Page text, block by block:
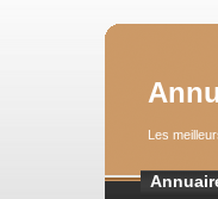
Les